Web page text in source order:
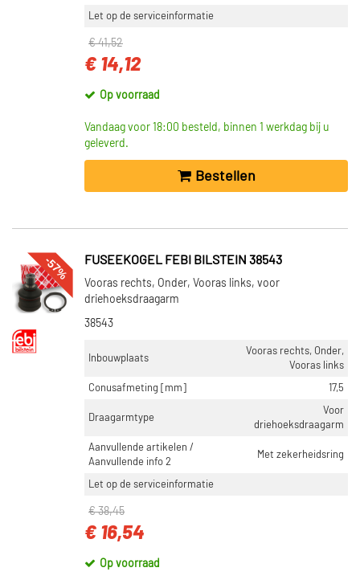
Let op de serviceinformatie
€ 41,52
€ 14,12
Op voorraad
Vandaag voor 18:00 besteld, binnen 1 werkdag bij u
geleverd.
Bestellen
-57% FUSEEKOGEL FEBI BILSTEIN 38543
Vooras rechts, Onder, Vooras links, voor
driehoeksdraagarm
38543
Inbouwplaats
Vooras rechts, Onder,
Vooras links
Conusafmeting [mm]
17,5
Draagarmtype
Voor
driehoeksdraagarm
Aanvullende artikelen /
Aanvullende info 2
Met zekerheidsring
Let op de serviceinformatie
€ 38,45
€ 16,54
Op voorraad